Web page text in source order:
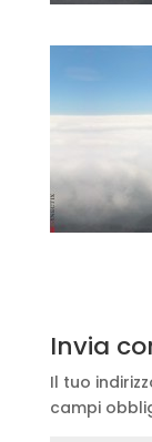
Invia
Il tuo
campi